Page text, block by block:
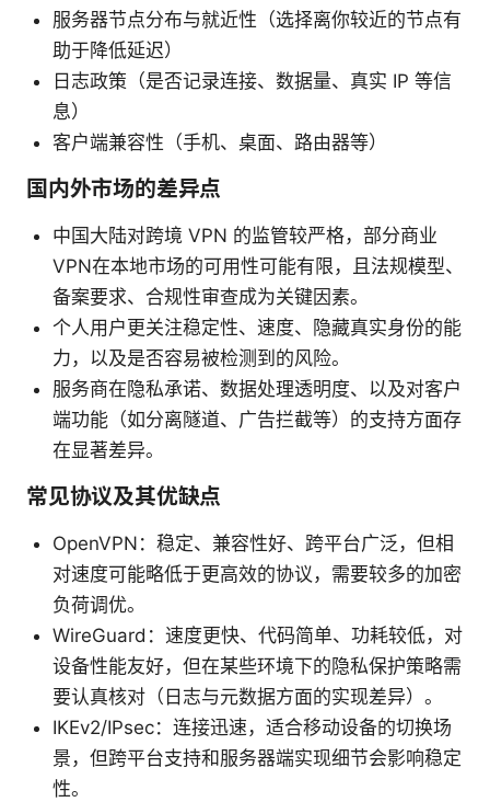
服务器节点分布与就近性（选择离你较近的节点有
助于降低延迟）
日志政策（是否记录连接、数据量、真实 IP 等信
息）
客户端兼容性（手机、桌面、路由器等）
国内外市场的差异点
中国大陆对跨境 VPN 的监管较严格，部分商业
VPN在本地市场的可用性可能有限，且法规模型、
备案要求、合规性审查成为关键因素。
个人用户更关注稳定性、速度、隐藏真实身份的能
力，以及是否容易被检测到的风险。
服务商在隐私承诺、数据处理透明度、以及对客户
端功能（如分离隧道、广告拦截等）的支持方面存
在显著差异。
常见协议及其优缺点
OpenVPN：稳定、兼容性好、跨平台广泛，但相
对速度可能略低于更高效的协议，需要较多的加密
负荷调优。
WireGuard：速度更快、代码简单、功耗较低，对
设备性能友好，但在某些环境下的隐私保护策略需
要认真核对（日志与元数据方面的实现差异）。
IKEv2/IPsec：连接迅速，适合移动设备的切换场
景，但跨平台支持和服务器端实现细节会影响稳定
性。